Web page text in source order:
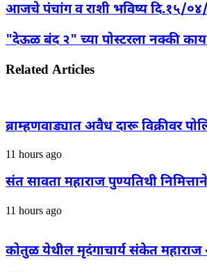
आजचे पंचांग व राशी भविष्य दि.१५/
"देऊळ बंद २" च्या पोस्टरला नक्की
Related Articles
ब्राम्हणवाड्यात अवैध दारू विक्रीवर
11 hours ago
संत सावता महाराज पुण्यतिथी
11 hours ago
कोतुळ येथील मृदंगाचार्य संकेत महाराज